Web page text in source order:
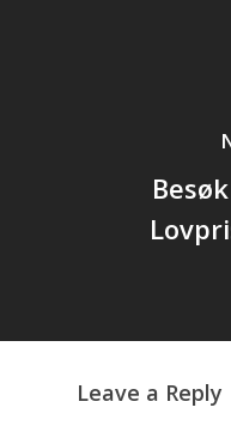
Leave a Reply